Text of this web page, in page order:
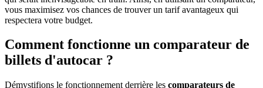
vous maximisez vos chances de trouver un tarif avantageux qui
respectera votre budget.
Comment fonctionne un comparateur de
billets d'autocar ?
Démystifions le fonctionnement derrière les comparateurs de